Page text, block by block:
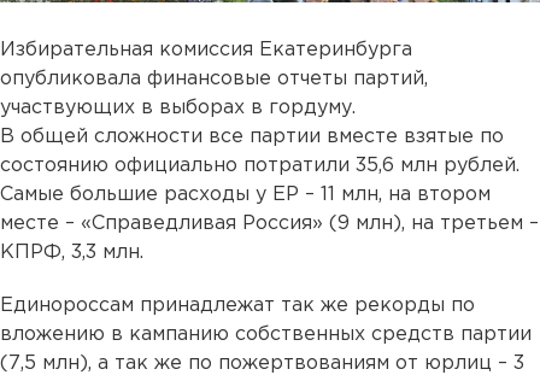
Избирательная комиссия Екатеринбурга
опубликовала финансовые отчеты партий,
участвующих в выборах в гордуму.
В общей сложности все партии вместе взятые по
состоянию официально потратили 35,6 млн рублей.
Самые большие расходы у ЕР – 11 млн, на втором
месте – «Справедливая Россия» (9 млн), на третьем –
КПРФ, 3,3 млн.
Единороссам принадлежат так же рекорды по
вложению в кампанию собственных средств партии
(7,5 млн), а так же по пожертвованиям от юрлиц – 3